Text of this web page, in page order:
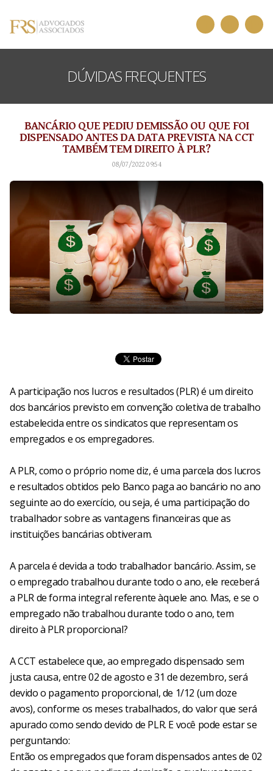
DÚVIDAS FREQUENTES
BANCÁRIO QUE PEDIU DEMISSÃO OU QUE FOI
DISPENSADO ANTES DA DATA PREVISTA NA CCT
TAMBÉM TEM DIREITO À PLR?
08/07/2022 09:54
A participação nos lucros e resultados (PLR) é um direito
dos bancários previsto em convenção coletiva de trabalho
estabelecida entre os sindicatos que representam os
empregados e os empregadores.
A PLR, como o próprio nome diz, é uma parcela dos lucros
e resultados obtidos pelo Banco paga ao bancário no ano
seguinte ao do exercício, ou seja, é uma participação do
trabalhador sobre as vantagens financeiras que as
instituições bancárias obtiveram.
A parcela é devida a todo trabalhador bancário. Assim, se
o empregado trabalhou durante todo o ano, ele receberá
a PLR de forma integral referente àquele ano. Mas, e se o
empregado não trabalhou durante todo o ano, tem
direito à PLR proporcional?
A CCT estabelece que, ao empregado dispensado sem
justa causa, entre 02 de agosto e 31 de dezembro, será
devido o pagamento proporcional, de 1/12 (um doze
avos), conforme os meses trabalhados, do valor que será
apurado como sendo devido de PLR. E você pode estar se
perguntando:
Então os empregados que foram dispensados antes de 02